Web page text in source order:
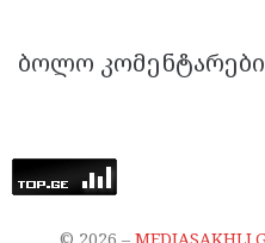
ᲑᲝᲚᲝ ᲙᲝᲛᲔᲜᲢᲐᲠᲔᲑᲘ